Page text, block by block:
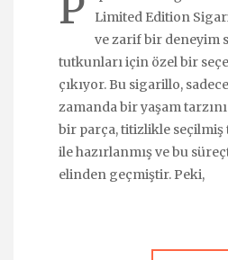
Limited Edition
ve zarif bir deneyim
tutkunları için özel bir
çıkıyor. Bu sigarillo,
zamanda bir yaşam
bir parça, titizlikle seçilmiş
ile hazırlanmış ve bu
elinden geçmiştir. Peki,